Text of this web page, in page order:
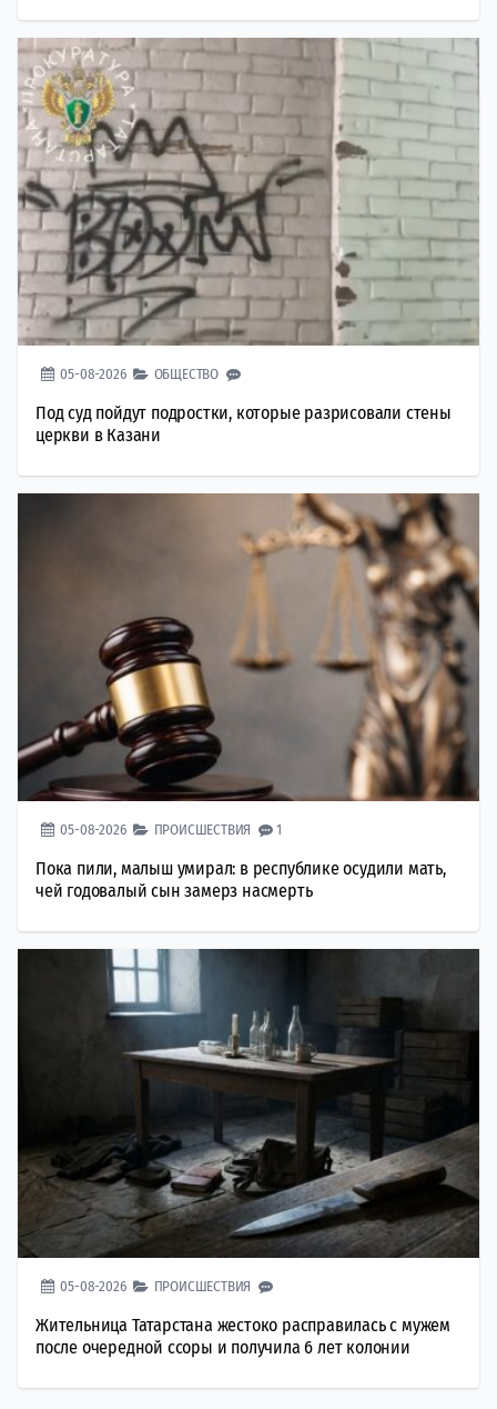
05-08-2026 ОБЩЕСТВО
Под суд пойдут подростки, которые разрисовали стены
церкви в Казани
05-08-2026 ПРОИСШЕСТВИЯ 1
Пока пили, малыш умирал: в республике осудили мать,
чей годовалый сын замерз насмерть
05-08-2026 ПРОИСШЕСТВИЯ
Жительница Татарстана жестоко расправилась с мужем
после очередной ссоры и получила 6 лет колонии